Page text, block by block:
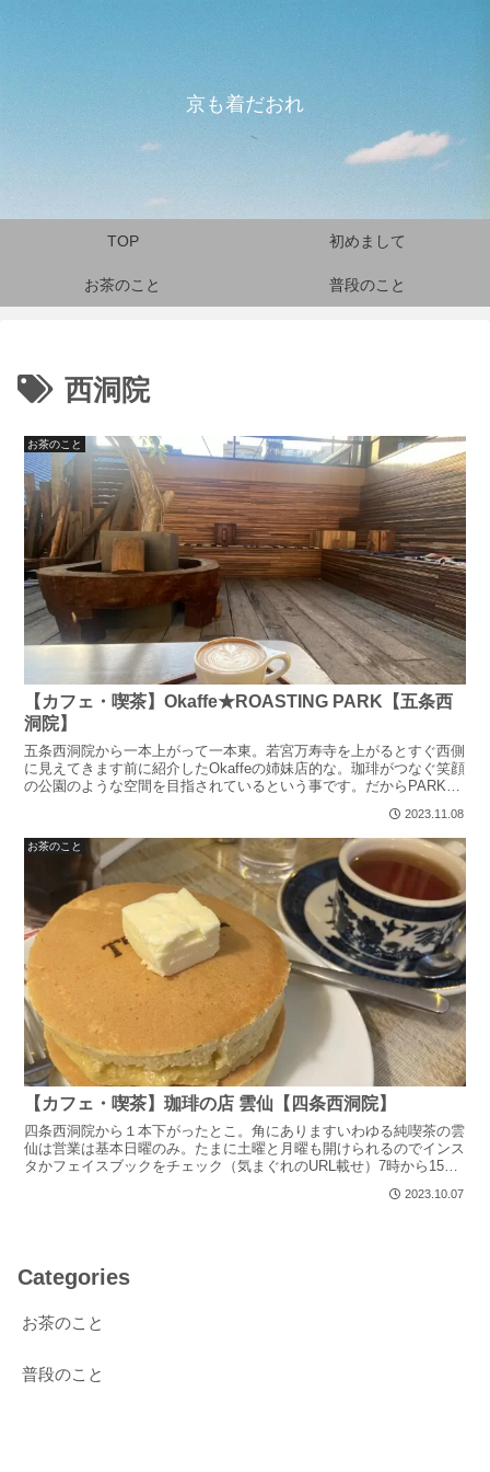
京も着だおれ
TOP 初めまして
お茶のこと 普段のこと
西洞院
お茶のこと
【カフェ・喫茶】Okaffe★ROASTING PARK【五条西
洞院】
五条西洞院から一本上がって一本東。若宮万寿寺を上がるとすぐ西側
に見えてきます前に紹介したOkaffeの姉妹店的な。珈琲がつなぐ笑顔
の公園のような空間を目指されているという事です。だからPARKな
2023.11.08
お茶のこと
【カフェ・喫茶】珈琲の店 雲仙【四条西洞院】
四条西洞院から１本下がったとこ。角にありますいわゆる純喫茶の雲
仙は営業は基本日曜のみ。たまに土曜と月曜も開けられるのでインス
タかフェイスブックをチェック（気まぐれのURL載せ）7時から15時
2023.10.07
Categories
お茶のこと
普段のこと